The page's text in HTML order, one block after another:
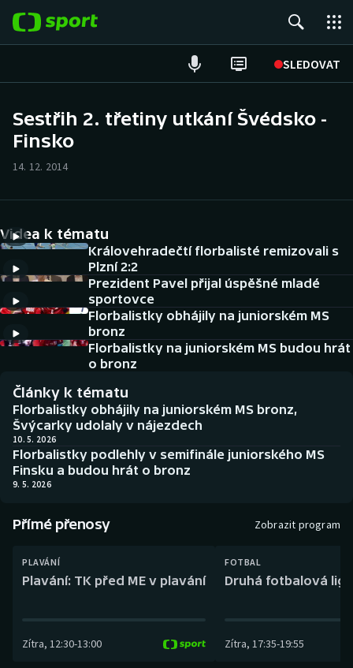
SLEDOVAT
Hokej
Cyklistika
DALŠÍ SPORTY
Americký fotbal
Baseball a softbal
Basketbal
Biatlon
Boby a skeleton
Box
Curling
NEPŘEHLÉDNĚTE
Historické návraty
Aplikace ČT sport
AZ kvíz
Sestřih 2. třetiny utkání Švédsko -
Finsko
14. 12. 2014
Videa k tématu
Královehradečtí florbalisté remizovali s
Plzní 2:2
Prezident Pavel přijal úspěšné mladé
sportovce
Florbalistky obhájily na juniorském MS
bronz
Florbalistky na juniorském MS budou hrát
o bronz
Články k tématu
Florbalistky obhájily na juniorském MS bronz,
Švýcarky udolaly v nájezdech
10. 5. 2026
Florbalistky podlehly v semifinále juniorského MS
Finsku a budou hrát o bronz
9. 5. 2026
Přímé přenosy Zobrazit program
PLAVÁNÍ
Plavání: TK před ME v plavání
Zítra, 12:30-13:00
FOTBAL
Druhá fotbalová
Zítra, 17:35-19:55